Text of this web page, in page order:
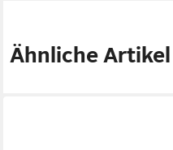
Ähnliche Artikel